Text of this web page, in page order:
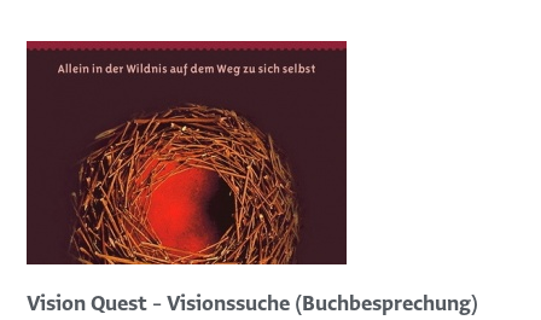
Vision Quest – Visionssuche (Buchbesprechung)